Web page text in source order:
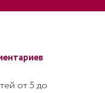
от 5 до